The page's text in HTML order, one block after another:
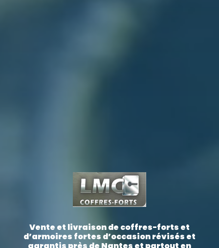
Vente et livraison de coffres-forts et
d’armoires fortes d’occasion révisés et